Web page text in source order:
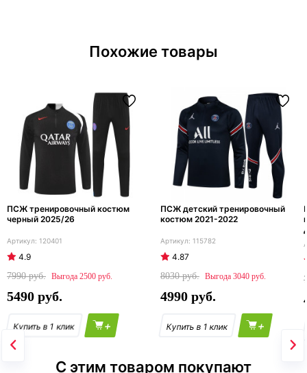
Похожие товары
ПСЖ тренировочный костюм
черный 2025/26
120401
4.9
7990
2500
5490
+
ПСЖ детский тренировочный
костюм 2021-2022
115782
4.87
8030
3040
4990
+
С этим товаром покупают